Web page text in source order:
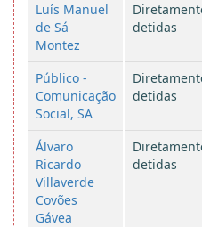
Luís Manuel
de Sá
Montez
detidas
Público -
Comunicação
Social, SA
detidas
Álvaro
Ricardo
Villaverde
Covões
Gávea
detidas